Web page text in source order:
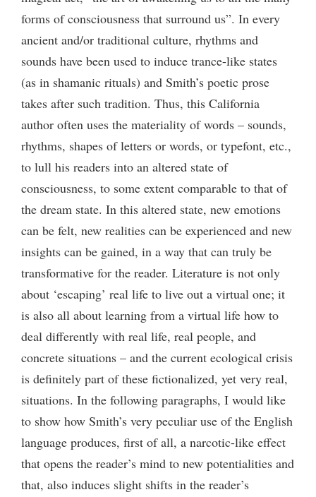
forms of consciousness that surround us”. In every
ancient and/or traditional culture, rhythms and
sounds have been used to induce trance-like states
(as in shamanic rituals) and Smith’s poetic prose
takes after such tradition. Thus, this California
author often uses the materiality of words ­– sounds,
rhythms, shapes of letters or words, or typefont, etc.,
to lull his readers into an altered state of
consciousness, to some extent comparable to that of
the dream state. In this altered state, new emotions
can be felt, new realities can be experienced and new
insights can be gained, in a way that can truly be
transformative for the reader. Literature is not only
about ‘escaping’ real life to live out a virtual one; it
is also all about learning from a virtual life how to
deal differently with real life, real people, and
concrete situations – and the current ecological crisis
is definitely part of these fictionalized, yet very real,
situations. In the following paragraphs, I would like
to show how Smith’s very peculiar use of the English
language produces, first of all, a narcotic-like effect
that opens the reader’s mind to new potentialities and
that, also induces slight shifts in the reader’s